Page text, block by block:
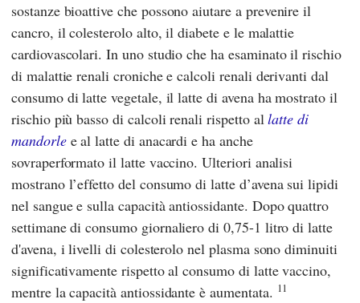
sostanze bioattive che possono aiutare a prevenire il
cancro, il colesterolo alto, il diabete e le malattie
cardiovascolari. In uno studio che ha esaminato il rischio
di malattie renali croniche e calcoli renali derivanti dal
consumo di latte vegetale, il latte di avena ha mostrato il
rischio più basso di calcoli renali rispetto allatte di
mandorlee al latte di anacardi e ha anche
sovraperformato il latte vaccino. Ulteriori analisi
mostrano l’effetto del consumo di latte d’avena sui lipidi
nel sangue e sulla capacità antiossidante. Dopo quattro
settimane di consumo giornaliero di 0,75-1 litro di latte
d'avena, i livelli di colesterolo nel plasma sono diminuiti
significativamente rispetto al consumo di latte vaccino,
mentre la capacità antiossidante è aumentata. 11